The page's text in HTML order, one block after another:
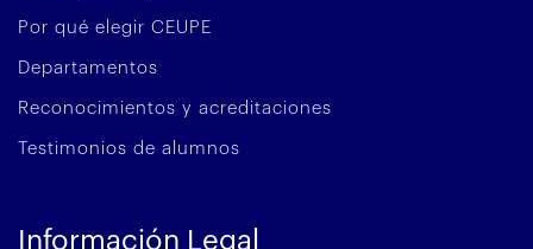
Por qué elegir CEUPE
Departamentos
Reconocimientos y acreditaciones
Testimonios de alumnos
Información Legal